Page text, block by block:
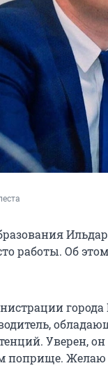
работы. Об
Уверен,
поприще. Желаю